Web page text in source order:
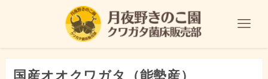
国産オオクワガタ（能勢産）